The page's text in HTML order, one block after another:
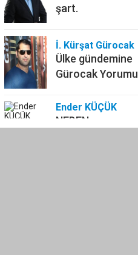
şart.
İ. Kürşat Gürocak
Ülke gündemine
Gürocak Yorumu
Ender KÜÇÜK
NEDEN